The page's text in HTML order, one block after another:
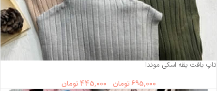
-36%
تاپ بافت یقه اسکی موندا
695,000تومان–
445,000 تومان